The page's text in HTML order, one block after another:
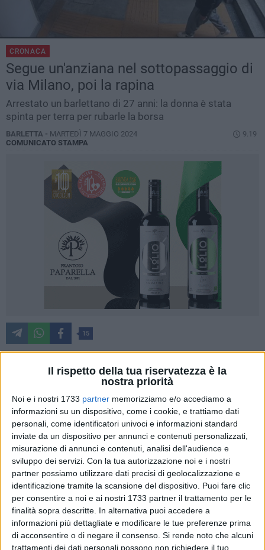
Il rispetto della tua riservatezza è la
nostra priorità
Noi e i nostri 1733 partner memorizziamo e/o accediamo a
informazioni su un dispositivo, come i cookie, e trattiamo dati
personali, come identificatori univoci e informazioni standard
inviate da un dispositivo per annunci e contenuti personalizzati,
misurazione di annunci e contenuti, analisi dell'audience e
sviluppo dei servizi. Con la tua autorizzazione noi e i nostri
partner possiamo utilizzare dati precisi di geolocalizzazione e
identificazione tramite la scansione del dispositivo. Puoi fare clic
per consentire a noi e ai nostri 1733 partner il trattamento per le
finalità sopra descritte. In alternativa puoi accedere a
informazioni più dettagliate e modificare le tue preferenze prima
di acconsentire o di negare il consenso. Si rende noto che alcuni
trattamenti dei dati personali possono non richiedere il tuo
CRONACA
Segue un'anziana nel sottopassaggio di
via Milano, poi la rapina
Arrestato un barlettano di 27 anni: la donna è stata
spinta per terra per rubarle la borsa
BARLETTA - MARTEDÌ 7 MAGGIO 2024
9.19
COMUNICATO STAMPA
15
Gli Agenti della Squadra di Polizia Giudiziaria del
Commissariato di Barletta, coordinati dalla Procura della
Repubblica presso il Tribunale di Trani, hanno proceduto
all'esecuzione di una misura cautelare in carcere nei
confronti di un cittadino barlettano ritenuto responsabile del
reato di rapina.
La vittima è una signora anziana di 87 anni del posto, che
tornava a casa dopo aver effettuato la spesa. La donna
stava percorrendo via Piave quando, all'improvviso, è stata
raggiunta alle spalle ed avvicinata da un giovane che, dopo
averle dato una spinta, l'ha fatta cadere a terra, per poi